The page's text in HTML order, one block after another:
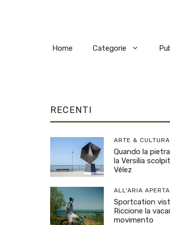
Home Categorie
RECENTI
ARTE & CULTURA
Quando la
la Versilia
Vélez
ALL'ARIA APERTA
Sportcation
Riccione la
movimento